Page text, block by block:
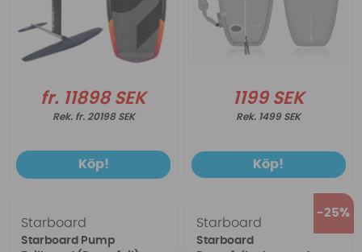
fr. 11898 SEK
fr. 20198 SEK
Köp!
1199 SEK
1499 SEK
Köp!
Starboard
Starboard Pump
Starboard
Starboard
25